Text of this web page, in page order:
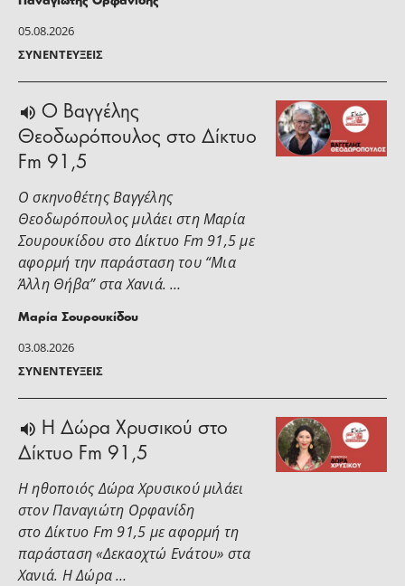
05.08.2026
ΣΥΝΕΝΤΕΎΞΕΙΣ
03.08.2026
ΣΥΝΕΝΤΕΎΞΕΙΣ
Ο Βαγγέλης
Θεοδωρόπουλος στο Δίκτυο
Fm 91,5
Ο σκηνοθέτης Βαγγέλης
Θεοδωρόπουλος μιλάει στη Μαρία
Σουρουκίδου στο Δίκτυο Fm 91,5 με
αφορμή την παράσταση του “Μια
Άλλη Θήβα” στα Χανιά. …
Μαρία Σουρουκίδου
H Δώρα Χρυσικού στο
Δίκτυο Fm 91,5
Η ηθοποιός Δώρα Χρυσικού μιλάει
στoν Παναγιώτη Ορφανίδη
στο Δίκτυο Fm 91,5 με αφορμή τη
παράσταση «Δεκαοχτώ Ενάτου» στα
Χανιά. Η Δώρα …